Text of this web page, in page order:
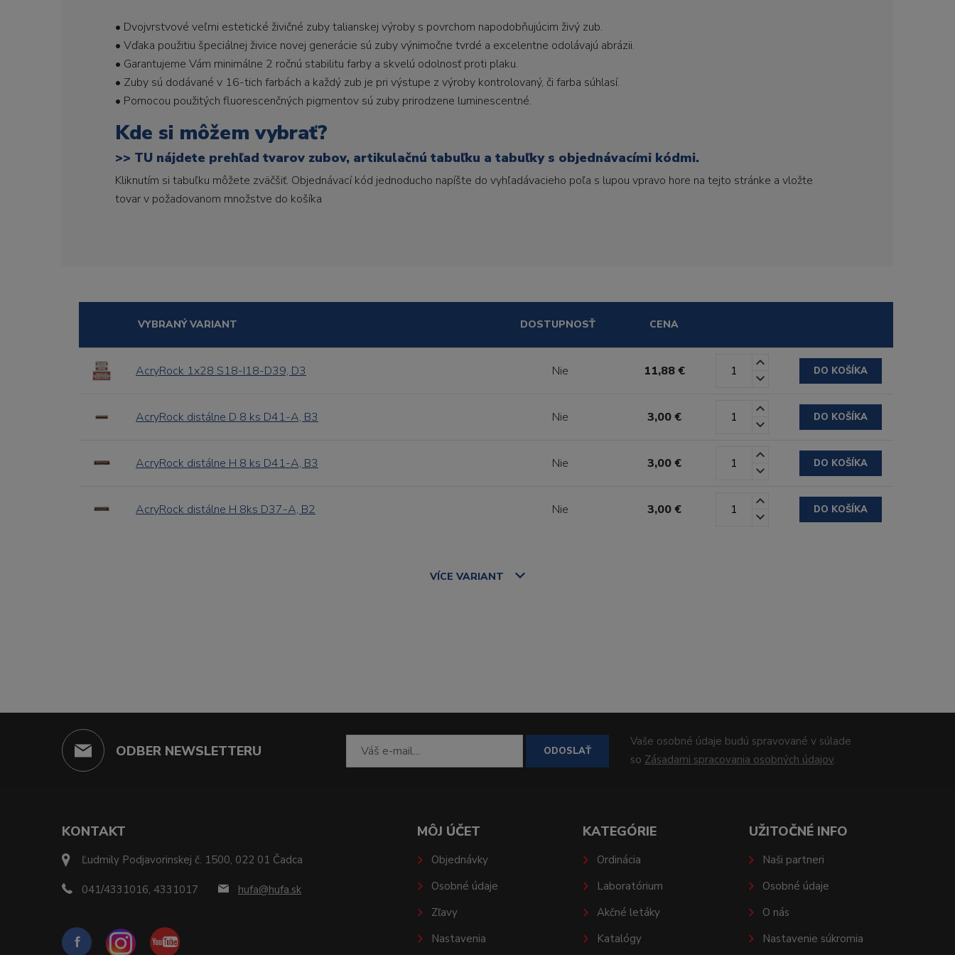
• Dvojvrstvové veľmi estetické živičné zuby talianskej výroby s povrchom napodobňujúcim živý zub.
• Vďaka použitiu špeciálnej živice novej generácie sú zuby výnimočne tvrdé a excelentne odolávajú abrázii.
• Garantujeme Vám minimálne 2 ročnú stabilitu farby a skvelú odolnosť proti plaku.
• Zuby sú dodávané v 16-tich farbách a každý zub je pri výstupe z výroby kontrolovaný, či farba súhlasí.
• Pomocou použitých fluorescenčných pigmentov sú zuby prirodzene luminescentné.
Kde si môžem vybrať?
>> TU nájdete prehľad tvarov zubov, artikulačnú tabuľku a tabuľky s objednávacími kódmi.
Kliknutím si tabuľku môžete zväčšiť. Objednávací kód jednoducho napíšte do vyhľadávacieho poľa s lupou vpravo hore na tejto stránke a vložte
tovar v požadovanom množstve do košíka
VYBRANÝ VARIANT DOSTUPNOSŤ CENA
AcryRock 1x28 S18-I18-D39, D3 Nie 11,88 € DO KOŠÍKA
AcryRock distálne D 8 ks D41-A, B3 Nie 3,00 € DO KOŠÍKA
AcryRock distálne H 8 ks D41-A, B3 Nie 3,00 € DO KOŠÍKA
AcryRock distálne H 8ks D37-A, B2 Nie 3,00 € DO KOŠÍKA
VÍCE VARIANT
ODBER NEWSLETTERU ODOSLAŤ
Vaše osobné údaje budú spravované v súlade
so Zásadami spracovania osobných údajov.
KONTAKT
Ľudmily Podjavorinskej č. 1500, 022 01 Čadca
041/4331016, 4331017 hufa@hufa.sk
MÔJ ÚČET
Objednávky
Osobné údaje
Zľavy
Nastavenia
KATEGÓRIE
Ordinácia
Laboratórium
Akčné letáky
Katalógy
UŽITOČNÉ INFO
Naši partneri
Osobné údaje
O nás
Nastavenie súkromia